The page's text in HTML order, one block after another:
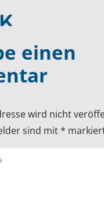
einen
wird nicht
sind mit*